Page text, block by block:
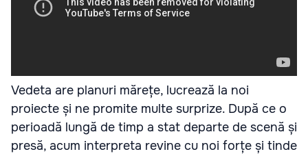
Vedeta are planuri mărețe, lucrează la noi
proiecte și ne promite multe surprize. După ce o
perioadă lungă de timp a stat departe de scenă și
presă, acum interpreta revine cu noi forțe și tinde